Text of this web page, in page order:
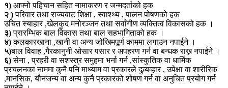
१) आफ्नो पहिचान सहित नामाकरण र जन्मदर्ताको हक
२ )परिवार तथा राज्यबाट शिक्षा , स्वाश्थ्य , पालन पोषणको हक
उचित स्याहार ,खेलकुद मनोरञ्जन तथा सर्वांगीण व्यक्तित्व विकासको हक ।
३)प्रारम्भिक बाल विकास तथा बाल सहभागिताको हक ।
४)कलकारखाना ,खानी वा अन्य जोखिमपूर्ण काममा लगाउन नपाईने ।
५)बाल विवाह ,गैरकानुनी ओसार पसार र अपहरण गर्न वा बन्धक राख्न नपाईने ।
६)सेना , प्रहरी वा सशस्त्र समुहमा भर्ना गर्न ,सांस्कुतिक वा धार्मिक
प्रचलनका नाममा कुनै पनि माध्याम वा प्रकारले दुव्र्यव्हार , उपेक्षा वा शारीरिक
,मानसिक, यौनजन्य वा अन्य कुनै प्रकारको शोषण गर्न वा अनुचित प्रयोग गर्न